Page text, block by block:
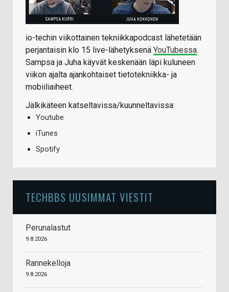
io-techin viikottainen tekniikkapodcast lähetetään
perjantaisin klo 15 live-lähetyksenä YouTubessa.
Sampsa ja Juha käyvät keskenään läpi kuluneen
viikon ajalta ajankohtaiset tietotekniikka- ja
mobiiliaiheet.
Jälkikäteen katseltavissa/kuunneltavissa:
Youtube
iTunes
Spotify
TECHBBS UUSIMMAT VIESTIT
Perunalastut
9.8.2026
Rannekelloja
9.8.2026